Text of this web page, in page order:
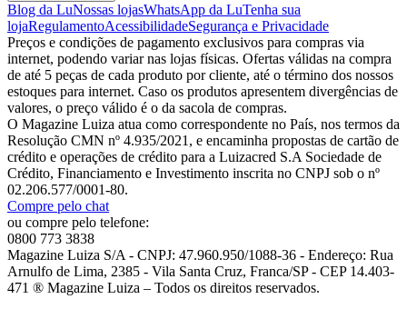
Blog da LuNossas lojasWhatsApp da LuTenha sua
lojaRegulamentoAcessibilidadeSegurança e Privacidade
Preços e condições de pagamento exclusivos para compras via
internet, podendo variar nas lojas físicas. Ofertas válidas na compra
de até 5 peças de cada produto por cliente, até o término dos nossos
estoques para internet. Caso os produtos apresentem divergências de
valores, o preço válido é o da sacola de compras.
O Magazine Luiza atua como correspondente no País, nos termos da
Resolução CMN nº 4.935/2021, e encaminha propostas de cartão de
crédito e operações de crédito para a Luizacred S.A Sociedade de
Crédito, Financiamento e Investimento inscrita no CNPJ sob o nº
02.206.577/0001-80.
Compre pelo chat
ou compre pelo telefone:
0800 773 3838
Magazine Luiza S/A - CNPJ: 47.960.950/1088-36 - Endereço: Rua
Arnulfo de Lima, 2385 - Vila Santa Cruz, Franca/SP - CEP 14.403-
471 ® Magazine Luiza – Todos os direitos reservados.